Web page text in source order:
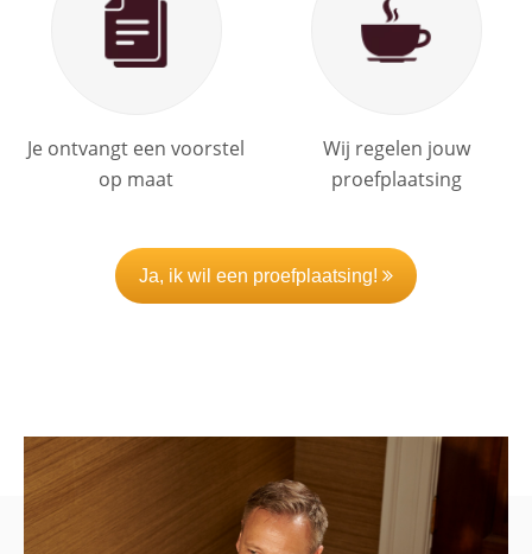
Je ontvangt een voorstel
op maat
Wij regelen jouw
proefplaatsing
Ja, ik wil een proefplaatsing!